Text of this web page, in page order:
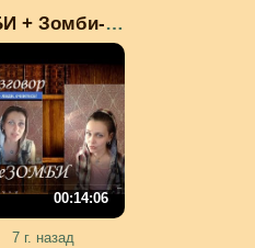
ТелеЗОМБИ + Зомби-люди,...
00:14:06
7 г. назад